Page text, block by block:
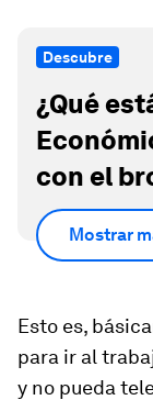
Descubre
¿Qué
con el
Mostrar
Esto es,
para ir al
y no pueda